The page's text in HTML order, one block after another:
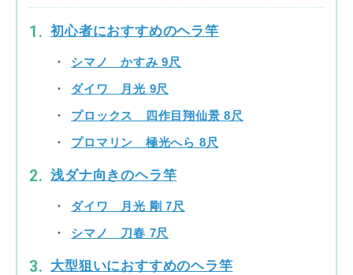
初心者におすすめのヘラ竿
シマノ かすみ 9尺
ダイワ 月光 9尺
プロックス 四作目翔仙景 8尺
プロマリン 極光へら 8尺
浅ダナ向きのヘラ竿
ダイワ 月光 剛 7尺
シマノ 刀春 7尺
大型狙いにおすすめのヘラ竿